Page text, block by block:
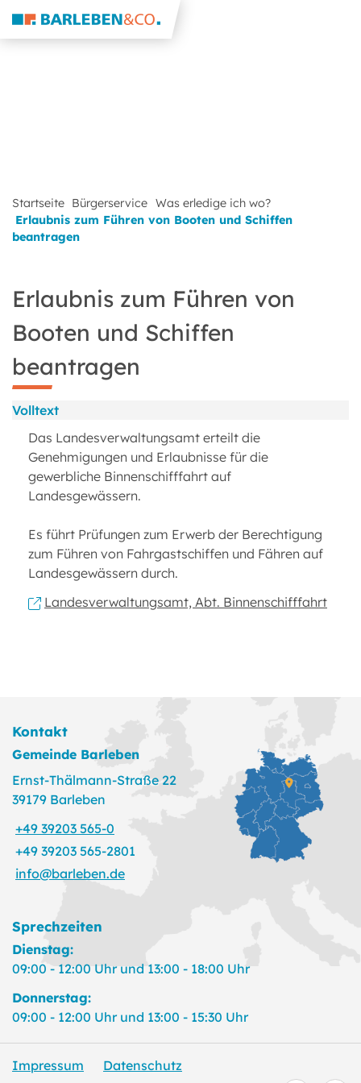
Startseite Bürgerservice Was erledige ich wo?
Erlaubnis zum Führen von Booten und Schiffen
beantragen
Erlaubnis zum Führen von
Booten und Schiffen
beantragen
Volltext
Das Landesverwaltungsamt erteilt die
Genehmigungen und Erlaubnisse für die
gewerbliche Binnenschifffahrt auf
Landesgewässern.
Es führt Prüfungen zum Erwerb der Berechtigung
zum Führen von Fahrgastschiffen und Fähren auf
Landesgewässern durch.
Landesverwaltungsamt, Abt. Binnenschifffahrt
Kontakt
Gemeinde Barleben
Ernst-Thälmann-Straße 22
39179 Barleben
+49 39203 565-0
+49 39203 565-2801
info@barleben.de
Sprechzeiten
Dienstag:
09:00 - 12:00 Uhr und 13:00 - 18:00 Uhr
Donnerstag:
09:00 - 12:00 Uhr und 13:00 - 15:30 Uhr
Impressum Datenschutz